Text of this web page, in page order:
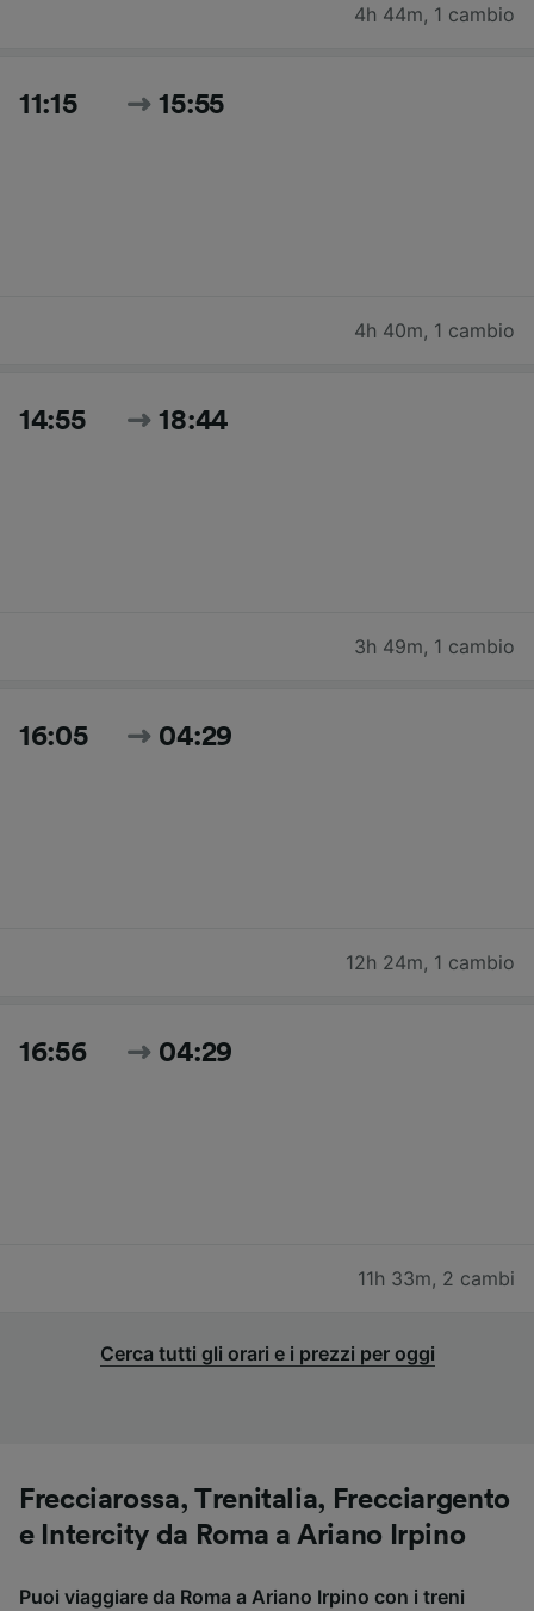
4h 44m, 1 cambio
11:15 15:55
4h 40m, 1 cambio
14:55 18:44
3h 49m, 1 cambio
16:05 04:29
12h 24m, 1 cambio
16:56 04:29
11h 33m, 2 cambi
Cerca tutti gli orari e i prezzi per oggi
Frecciarossa, Trenitalia, Frecciargento
e Intercity da Roma a Ariano Irpino
Puoi viaggiare da Roma a Ariano Irpino con i treni